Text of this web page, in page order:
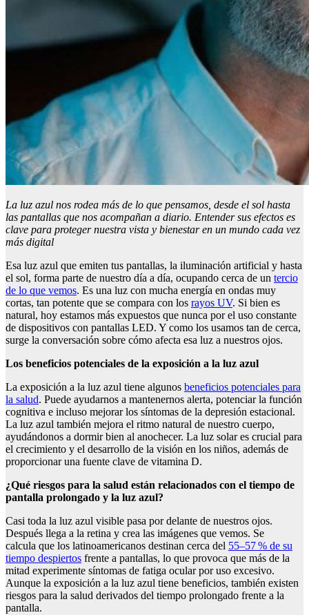
La luz azul nos rodea más de lo que pensamos, desde el sol hasta
las pantallas que nos acompañan a diario. Entender sus efectos es
clave para proteger nuestra vista y bienestar en un mundo cada vez
más digital
Esa luz azul que emiten tus pantallas, la iluminación artificial y hasta
el sol, forma parte de nuestro día a día, ocupando cerca de un tercio
de lo que vemos. Es una luz con mucha energía en ondas muy
cortas, tan potente que se compara con los rayos UV. Si bien es
natural, hoy estamos más expuestos que nunca por el uso constante
de dispositivos con pantallas LED. Y como los usamos tan de cerca,
surge la conversación sobre cómo afecta esa luz a nuestros ojos.
Los beneficios potenciales de la exposición a la luz azul
La exposición a la luz azul tiene algunos beneficios potenciales para
la salud. Puede ayudarnos a mantenernos alerta, potenciar la función
cognitiva e incluso mejorar los síntomas de la depresión estacional.
La luz azul también mejora el ritmo natural de nuestro cuerpo,
ayudándonos a dormir bien al anochecer. La luz solar es crucial para
el crecimiento y el desarrollo de la visión en los niños, además de
proporcionar una fuente clave de vitamina D.
¿Qué riesgos para la salud están relacionados con el tiempo de
pantalla prolongado y la luz azul?
Casi toda la luz azul visible pasa por delante de nuestros ojos.
Después llega a la retina y crea las imágenes que vemos. Se
calcula que los latinoamericanos destinan cerca del 55–57 % de su
tiempo despiertos frente a pantallas, lo que provoca que más de la
mitad experimente síntomas de fatiga ocular por uso excesivo.
Aunque la exposición a la luz azul tiene beneficios, también existen
riesgos para la salud derivados del tiempo prolongado frente a la
pantalla.